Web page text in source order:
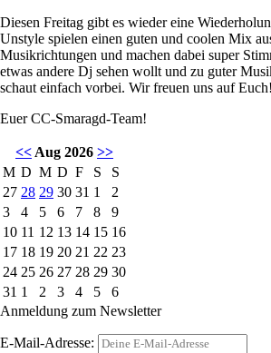
Diesen Freitag gibt es wieder eine
Unstyle spielen einen guten und coolen Mix
Musikrichtungen und machen dabei super
etwas andere Dj sehen wollt und zu guter
schaut einfach vorbei. Wir freuen uns auf Euch!
Euer CC-Smaragd-Team!
<< Aug 2026 >>
M D M D F S
S
27 28 29 30 31 1
2
3
4 5 6 7 8
9
10 11 12 13 14 15 16
17 18 19 20 21 22 23
24 25 26 27 28 29 30
31 1 2 3 4 5
6
Anmeldung zum Newsletter
E-Mail-Adresse: